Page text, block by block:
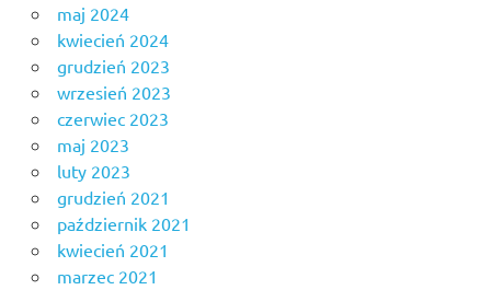
maj 2024
kwiecień 2024
grudzień 2023
wrzesień 2023
czerwiec 2023
maj 2023
luty 2023
grudzień 2021
październik 2021
kwiecień 2021
marzec 2021